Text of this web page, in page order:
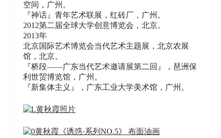
空间，广州。
『神话』青年艺术联展，红砖厂，广州。
2012第二届全球大学创意博览会，北京。
2013年
北京国际艺术博览会当代艺术主题展，北京农展
馆，北京。
『桥段——广东当代艺术邀请展第二回』，琶洲保
利世贸博览馆，广州。
『新集体主义』，广东工业大学美术馆，广州。